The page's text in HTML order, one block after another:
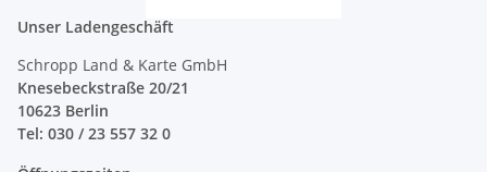
Unser Ladengeschäft
Schropp Land & Karte GmbH
Knesebeckstraße 20/21
10623 Berlin
Tel: 030 / 23 557 32 0